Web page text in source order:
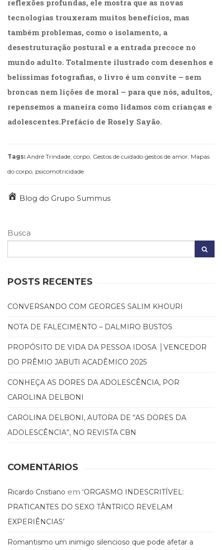
reflexões profundas, ele mostra que as novas
tecnologias trouxeram muitos benefícios, mas
também problemas, como o isolamento, a
desestruturação postural e a entrada precoce no
mundo adulto. Totalmente ilustrado com desenhos e
belíssimas fotografias, o livro é um convite – sem
broncas nem lições de moral – para que nós, adultos,
repensemos a maneira como lidamos com crianças e
adolescentes.Prefácio de Rosely Sayão.
Tags: André Trindade, corpo, Gestos de cuidado gestos de amor, Mapas
do corpo, psicomotricidade
Blog do Grupo Summus
Busca
POSTS RECENTES
CONVERSANDO COM GEORGES SALIM KHOURI
NOTA DE FALECIMENTO – DALMIRO BUSTOS
PROPÓSITO DE VIDA DA PESSOA IDOSA │VENCEDOR
DO PRÊMIO JABUTI ACADÊMICO 2025
CONHEÇA AS DORES DA ADOLESCÊNCIA, POR
CAROLINA DELBONI
CAROLINA DELBONI, AUTORA DE “AS DORES DA
ADOLESCÊNCIA”, NO REVISTA CBN
COMENTÁRIOS
Ricardo Cristiano em ‘ORGASMO INDESCRITÍVEL:
PRATICANTES DO SEXO TÂNTRICO REVELAM
EXPERIÊNCIAS’
Romantismo um inimigo silencioso que pode afetar a